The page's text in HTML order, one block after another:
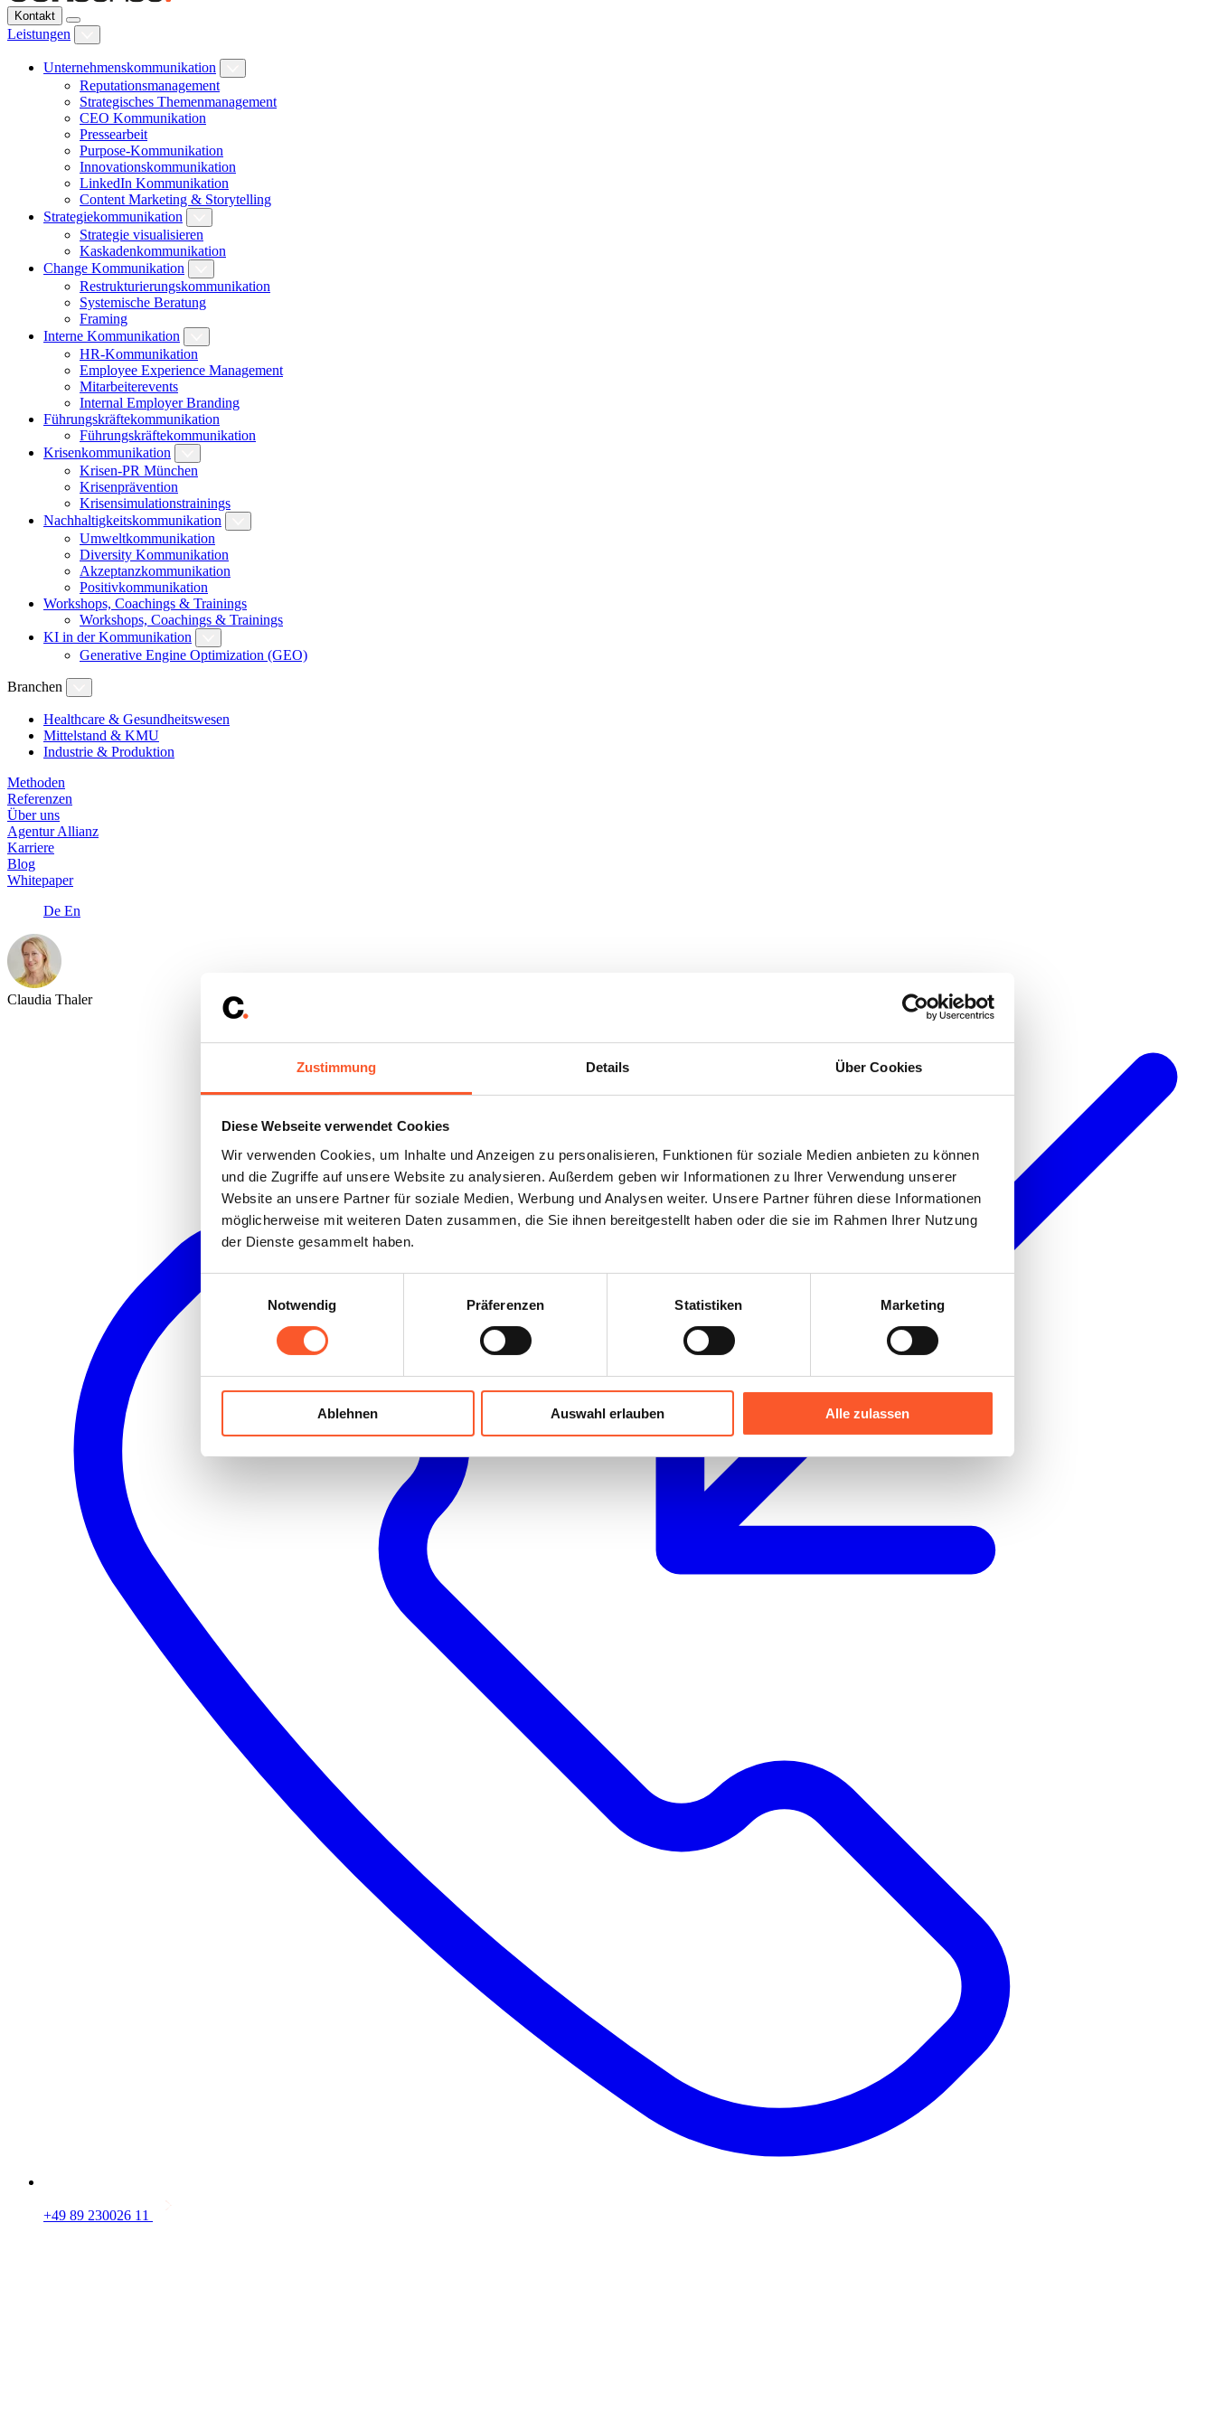
Zustimmung Details Über Cookies
Diese Webseite verwendet Cookies
Wir verwenden Cookies, um Inhalte und Anzeigen zu personalisieren, Funktionen für soziale Medien anbieten zu können
und die Zugriffe auf unsere Website zu analysieren. Außerdem geben wir Informationen zu Ihrer Verwendung unserer
Website an unsere Partner für soziale Medien, Werbung und Analysen weiter. Unsere Partner führen diese Informationen
möglicherweise mit weiteren Daten zusammen, die Sie ihnen bereitgestellt haben oder die sie im Rahmen Ihrer Nutzung
der Dienste gesammelt haben.
Notwendig
Präferenzen Statistiken Marketing
Ablehnen Auswahl erlauben Alle zulassen
Kontakt
Leistungen
Unternehmenskommunikation
Reputationsmanagement
Strategisches Themenmanagement
CEO Kommunikation
Pressearbeit
Purpose-Kommunikation
Innovationskommunikation
LinkedIn Kommunikation
Content Marketing & Storytelling
Strategiekommunikation
Strategie visualisieren
Kaskadenkommunikation
Change Kommunikation
Restrukturierungskommunikation
Systemische Beratung
Framing
Interne Kommunikation
HR-Kommunikation
Employee Experience Management
Mitarbeiterevents
Internal Employer Branding
Führungskräftekommunikation
Führungskräftekommunikation
Krisenkommunikation
Krisen-PR München
Krisenprävention
Krisensimulationstrainings
Nachhaltigkeitskommunikation
Umweltkommunikation
Diversity Kommunikation
Akzeptanzkommunikation
Positivkommunikation
Workshops, Coachings & Trainings
Workshops, Coachings & Trainings
KI in der Kommunikation
Generative Engine Optimization (GEO)
Branchen
Healthcare & Gesundheitswesen
Mittelstand & KMU
Industrie & Produktion
Methoden
Referenzen
Über uns
Agentur Allianz
Karriere
Blog
Whitepaper
De En
Claudia Thaler
+49 89 230026 11